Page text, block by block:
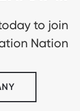
to join
Nation